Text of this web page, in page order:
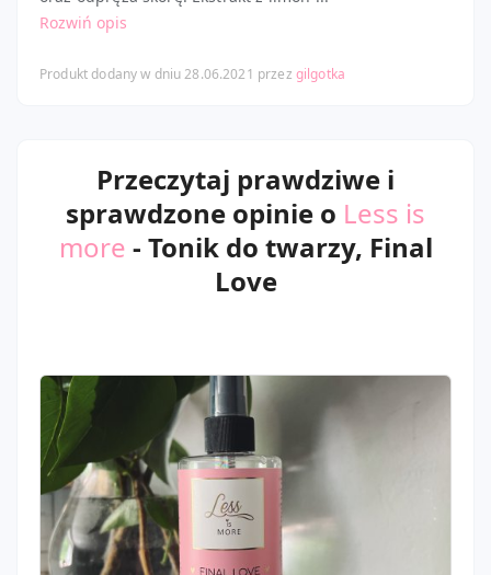
Rozwiń opis
Produkt dodany w dniu 28.06.2021 przez gilgotka
Przeczytaj prawdziwe i
sprawdzone opinie o Less is
more - Tonik do twarzy, Final
Love